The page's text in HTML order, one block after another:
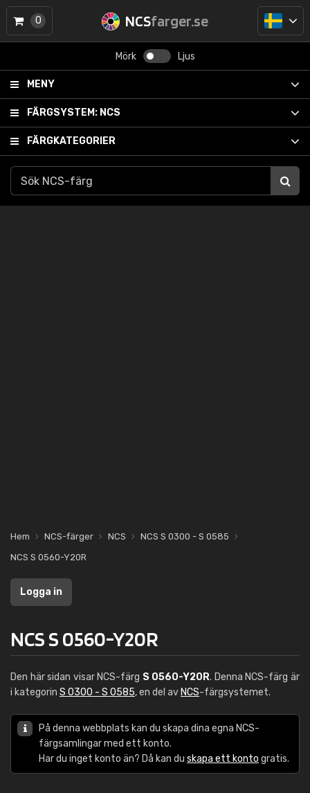
NCSfarger.se
Mörk Ljus
MENY
FÄRGSYSTEM: NCS
FÄRGKATEGORIER
0
Hem NCS-färger NCS
NCS S 0300 - S 0585
NCS S 0560-Y20R
Logga in
NCS S 0560-Y20R
Den här sidan visar NCS-färg S 0560-Y20R. Denna NCS-färg är
i kategorin S 0300 - S 0585, en del av NCS-färgsystemet.
På denna webbplats kan du skapa dina egna NCS-
färgsamlingar med ett konto.
Har du inget konto än? Då kan du skapa ett konto gratis.